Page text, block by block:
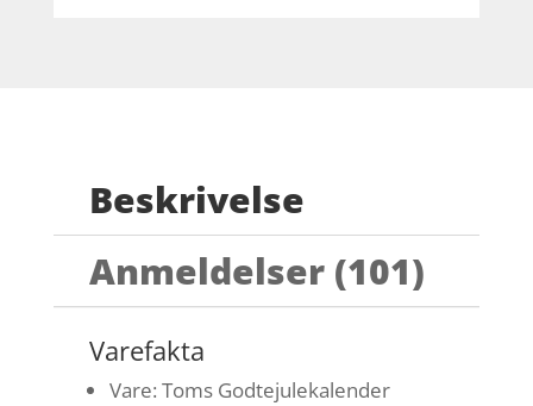
Beskrivelse
Anmeldelser (101)
Varefakta
Vare: Toms Godtejulekalender